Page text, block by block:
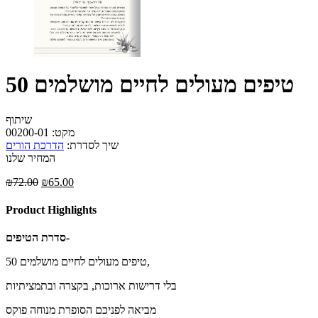
50 טיפים מעולים לחיים מושלמים
שיתוף
מקט: 00200-01
שיך לסדרת: הדרכת הורים
המחיר שלנו
₪72.00 ₪65.00
Product Highlights
סדרת הטיפים-
50 טיפים מעולים לחיים מושלמים,
בלי דרישות ארוכות, בקצרה ובתמציתיות
מביאה לפניכם הסופרת מנוחה פוקס